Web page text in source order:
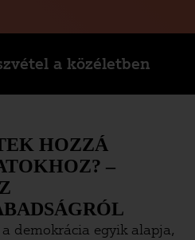
a közéletben
HOZZÁ
–
demokrácia egyik alapja,